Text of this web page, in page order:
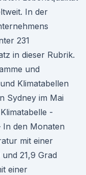
In der
231
in dieser Rubrik.
und
Klimatabellen
Sydney im Mai
-
In den Monaten
mit einer
21,9 Grad
einer